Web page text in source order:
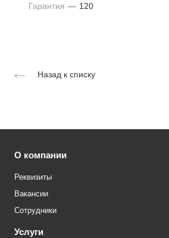
Гарантия — 120
Назад к списку
О компании
Реквизиты
Вакансии
Сотрудники
Услуги